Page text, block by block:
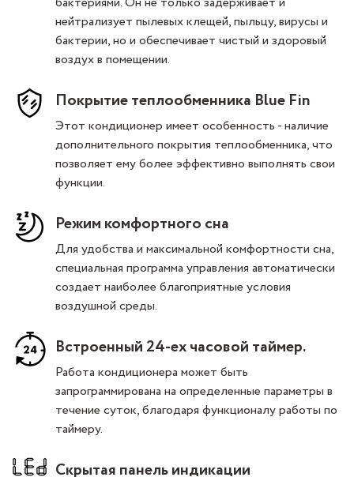
нейтрализует пылевых клещей, пыльцу, вирусы и
бактерии, но и обеспечивает чистый и здоровый
воздух в помещении.
Покрытие теплообменника Blue Fin
Этот кондиционер имеет особенность - наличие
дополнительного покрытия теплообменника, что
позволяет ему более эффективно выполнять свои
функции.
Режим комфортного сна
Для удобства и максимальной комфортности сна,
специальная программа управления автоматически
создает наиболее благоприятные условия
воздушной среды.
Встроенный 24-ех часовой таймер.
Работа кондиционера может быть
запрограммирована на определенные параметры в
течение суток, благодаря функционалу работы по
таймеру.
Скрытая панель индикации